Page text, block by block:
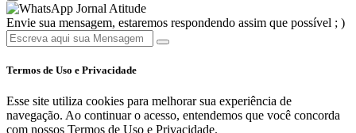
Jornal Atitude
Envie sua mensagem, estaremos respondendo assim que possível ; )
Termos de Uso e Privacidade
Esse site utiliza cookies para melhorar sua experiência de
navegação. Ao continuar o acesso, entendemos que você concorda
com nossos Termos de Uso e Privacidade.